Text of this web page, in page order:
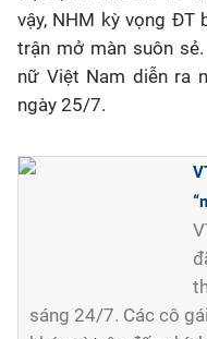
Bên lề
vậy, NHM kỳ vọng ĐT
trận mở màn suôn
nữ Việt Nam diễn ra
ngày 25/7.
sáng 24/7. Các cô